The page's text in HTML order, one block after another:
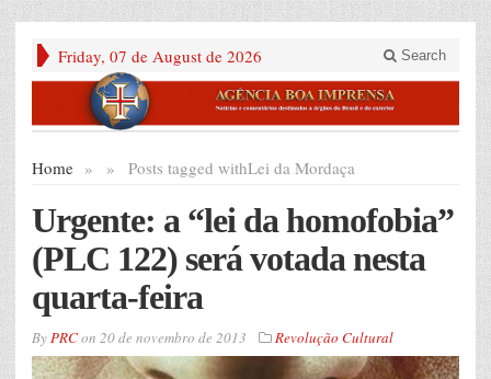
Friday, 07 de August de 2026 Search
Home » Posts tagged with
» Lei da Mordaça
Urgente: a “lei da homofobia”
(PLC 122) será votada nesta
quarta-feira
ByPRCon 20 de novembro de 2013 Revolução Cultural